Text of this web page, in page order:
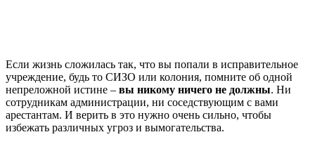
Если жизнь сложилась так, что вы попали в исправительное
учреждение, будь то СИЗО или колония, помните об одной
непреложной истине – вы никому ничего не должны. Ни
сотрудникам администрации, ни соседствующим с вами
арестантам. И верить в это нужно очень сильно, чтобы
избежать различных угроз и вымогательства.